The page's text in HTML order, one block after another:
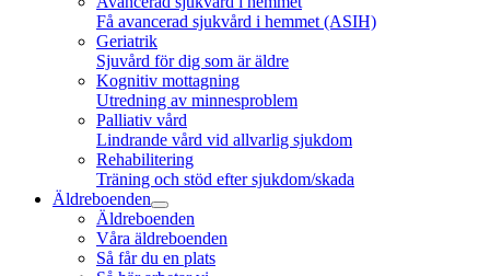
Få avancerad sjukvård i hemmet (ASIH)
Geriatrik
Sjuvård för dig som är äldre
Kognitiv mottagning
Utredning av minnesproblem
Palliativ vård
Lindrande vård vid allvarlig sjukdom
Rehabilitering
Träning och stöd efter sjukdom/skada
Äldreboenden
Äldreboenden
Våra äldreboenden
Så får du en plats